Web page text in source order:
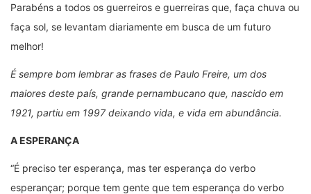
Parabéns a todos os guerreiros e guerreiras que, faça chuva ou
faça sol, se levantam diariamente em busca de um futuro
melhor!
É sempre bom lembrar as frases de Paulo Freire, um dos
maiores deste país, grande pernambucano que, nascido em
1921, partiu em 1997 deixando vida, e vida em abundância.
A ESPERANÇA
“É preciso ter esperança, mas ter esperança do verbo
esperançar; porque tem gente que tem esperança do verbo